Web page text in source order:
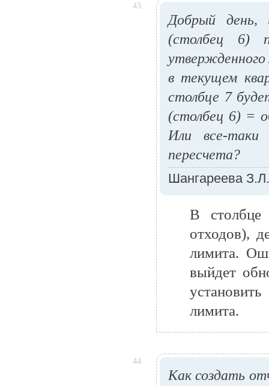
43.
Добрый день,
(столбец 6)
утвержденного
в текущем
столбце 7
(столбец 6) =
Или все-
пересчета?
Шангареева З.Л.
В столбце
отходов),
лимита.
выйдет
лимита.
44.
Как создать